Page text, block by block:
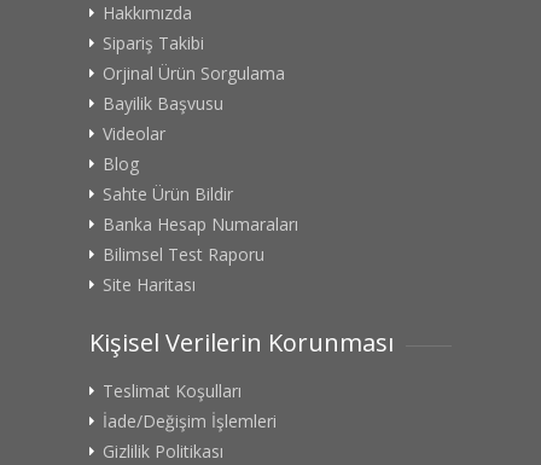
Hakkımızda
Sipariş Takibi
Orjinal Ürün Sorgulama
Bayilik Başvusu
Videolar
Blog
Sahte Ürün Bildir
Banka Hesap Numaraları
Bilimsel Test Raporu
Site Haritası
Kişisel Verilerin Korunması
Teslimat Koşulları
İade/Değişim İşlemleri
Gizlilik Politikası